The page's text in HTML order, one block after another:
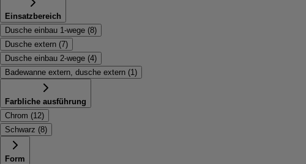
Einsatzbereich
Dusche einbau 1-wege (8)
Dusche extern (7)
Dusche einbau 2-wege (4)
Badewanne extern, dusche extern (1)
Farbliche ausführung
Chrom (12)
Schwarz (8)
Form